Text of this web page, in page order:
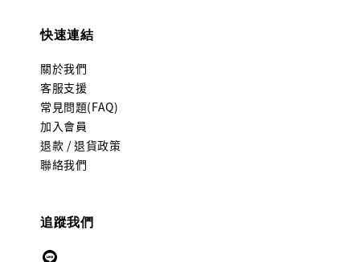
快速連結
關於我們
客服支援
常見問題(FAQ)
加入會員
退款 / 退貨政策
聯絡我們
追蹤我們